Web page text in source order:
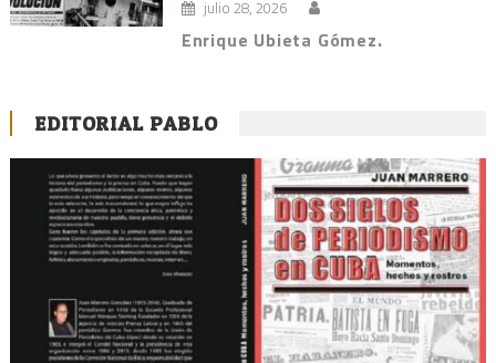
julio 28, 2026
Enrique Ubieta Gómez.
EDITORIAL PABLO